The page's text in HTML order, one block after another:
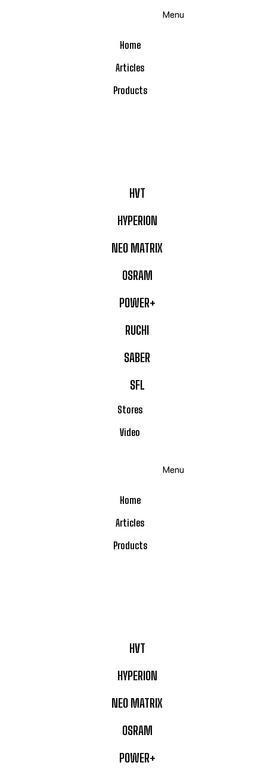
Home
Articles
Products
HVT
HYPERION
NEO MATRIX
OSRAM
POWER+
RUCHI
SABER
SFL
Stores
Video
Menu
Home
Articles
Products
HVT
HYPERION
NEO MATRIX
OSRAM
POWER+
Menu